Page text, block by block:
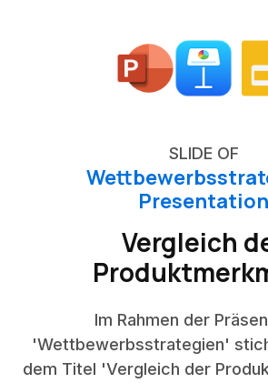
SLIDE OF
Presentation
Vergleich
Im Rahmen der
'Wettbewerbsstrategien'
dem Titel 'Vergleich der